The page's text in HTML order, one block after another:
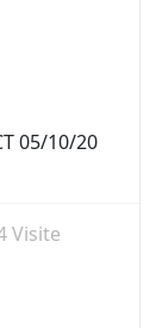
05/10/20
Visite